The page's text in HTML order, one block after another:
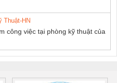
Thuật-HN
công việc tại phòng kỹ thuật của